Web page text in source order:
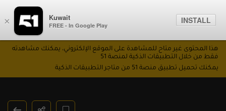
× Kuwait
FREE - In Google Play
INSTALL
هذا المحتوى غير متاح للمشاهدة على الموقع الإلكتروني، يمكنك مشاهدته
فقط من خلال التطبيقات الذكية لمنصة 51
يمكنك تحميل تطبيق منصة 51 من متاجر التطبيقات الذكية